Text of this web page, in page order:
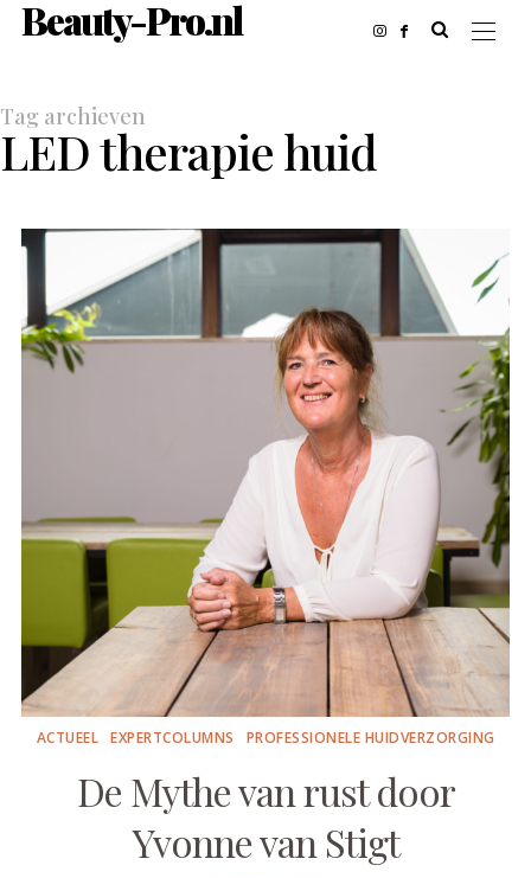
Beauty-Pro.nl
Tag archieven
LED therapie huid
ACTUEEL EXPERTCOLUMNS PROFESSIONELE HUIDVERZORGING
De Mythe van rust door
Yvonne van Stigt